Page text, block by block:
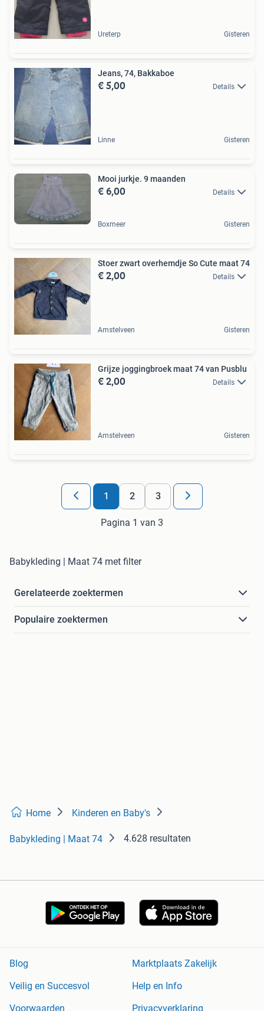
Ureterp Gisteren
Jeans, 74, Bakkaboe
€ 5,00 Details
Linne Gisteren
Mooi jurkje. 9 maanden
€ 6,00 Details
Boxmeer Gisteren
Stoer zwart overhemdje So Cute maat 74
€ 2,00 Details
Amstelveen Gisteren
Grijze joggingbroek maat 74 van Pusblu
€ 2,00 Details
Amstelveen Gisteren
1 2 3
Pagina 1 van 3
Babykleding | Maat 74 met filter
Gerelateerde zoektermen
Populaire zoektermen
Home Kinderen en Baby's
Babykleding | Maat 74 4.628 resultaten
Blog
Marktplaats Zakelijk
Veilig en Succesvol
Help en Info
Voorwaarden
Privacyverklaring